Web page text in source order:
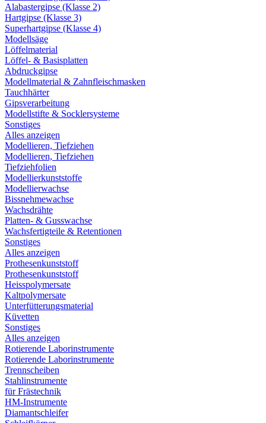
Alabastergipse (Klasse 2)
Hartgipse (Klasse 3)
Superhartgipse (Klasse 4)
Modellsäge
Löffelmaterial
Löffel- & Basisplatten
Abdruckgipse
Modellmaterial & Zahnfleischmasken
Tauchhärter
Gipsverarbeitung
Modellstifte & Socklersysteme
Sonstiges
Alles anzeigen
Modellieren, Tiefziehen
Modellieren, Tiefziehen
Tiefziehfolien
Modellierkunststoffe
Modellierwachse
Bissnehmewachse
Wachsdrähte
Platten- & Gusswachse
Wachsfertigteile & Retentionen
Sonstiges
Alles anzeigen
Prothesenkunststoff
Prothesenkunststoff
Heisspolymersate
Kaltpolymersate
Unterfütterungsmaterial
Küvetten
Sonstiges
Alles anzeigen
Rotierende Laborinstrumente
Rotierende Laborinstrumente
Trennscheiben
Stahlinstrumente
für Frästechnik
HM-Instrumente
Diamantschleifer